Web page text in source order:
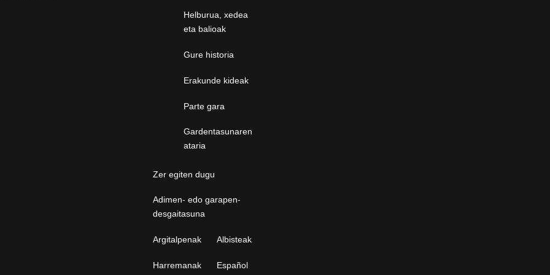
Helburua, xedea
eta balioak
Gure historia
Erakunde kideak
Parte gara
Gardentasunaren
ataria
Zer egiten dugu
Adimen- edo garapen-
desgaitasuna
Argitalpenak Albisteak
Harremanak Español